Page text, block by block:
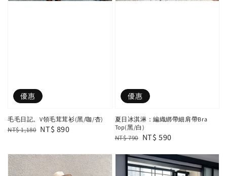
優惠
毛毛日記。V領毛茸茸衫(黑/咖/杏)
Regular
NT$ 1,180 Sale
NT$ 890
優惠
夏日冰淇淋：編織綁帶細肩帶Bra
Top(黑/白)
Regular
NT$ 790 Sale
NT$ 590